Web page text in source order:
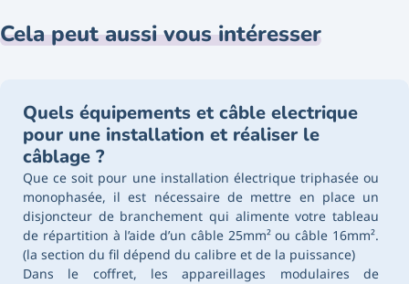
Cela peut aussi vous intéresser
Quels équipements et câble electrique
pour une installation et réaliser le
câblage ?
Que ce soit pour une installation électrique triphasée ou
monophasée, il est nécessaire de mettre en place un
disjoncteur de branchement qui alimente votre tableau
de répartition à l’aide d’un câble 25mm² ou câble 16mm².
(la section du fil dépend du calibre et de la puissance)
Dans le coffret, les appareillages modulaires de